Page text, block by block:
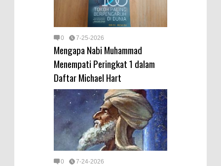
0 7-25-2026
Mengapa Nabi Muhammad
Menempati Peringkat 1 dalam
Daftar Michael Hart
0 7-24-2026